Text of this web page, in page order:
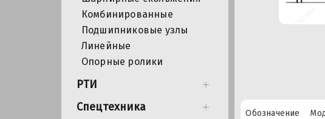
Комбинированные
Подшипниковые узлы
Линейные
Опорные ролики
РТИ
Спецтехника
Обозначение